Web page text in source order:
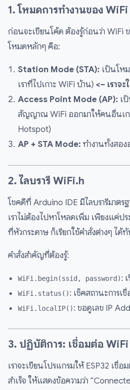
1. โหมดการทำงานของ
ก่อนจะเขียนโค้ด ต้องรู้ก่อนว่า WiFi
โหมดหลักๆ คือ:
Station Mode (STA): เป็นโห
เราที่ไปเกาะ WiFi บ้าน) <– เราจ
Access Point Mode (AP): เ
สัญญาณ WiFi ออกมาให้คนอื่นเก
Hotspot)
AP + STA Mode: ทำงานทั้งสอ
2. ไลบรารี WiFi.h
โชคดีที่ Arduino IDE มีไลบรารีมาตร
เราไม่ต้องไปหาโหลดเพิ่ม เพียงแค่ปร
ที่หัวกระดาษ ก็เรียกใช้คำสั่งต่างๆ ได้
คำสั่งสำคัญที่ต้องรู้:
WiFi.begin(ssid, password):
WiFi.status(): เช็คสถานะการเ
WiFi.localIP(): ขอดูเลข IP
3. ปฏิบัติการ: เชื่อมต่อ WiFi
เราจะเขียนโปรแกรมให้ ESP32 เชื่
สำเร็จ ให้แสดงข้อความว่า